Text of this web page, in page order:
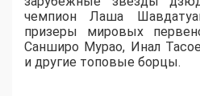
чемпион Лаша
призеры мировых
Санширо Мурао, Инал
и другие топовые борцы.